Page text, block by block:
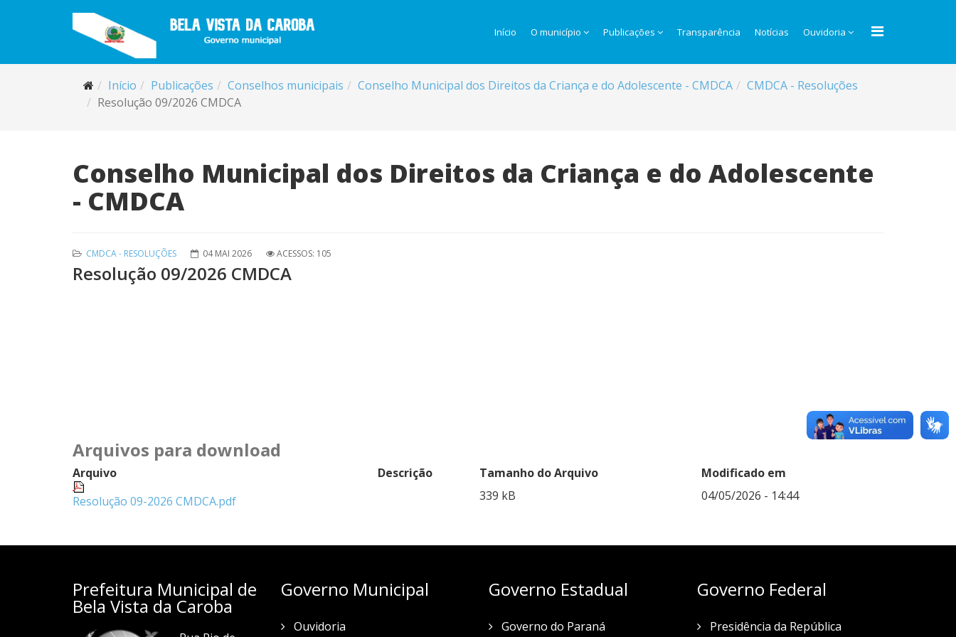
Início O município Publicações Transparência Notícias Ouvidoria
Início Publicações Conselhos municipais Conselho Municipal dos Direitos da Criança e do Adolescente - CMDCA
CMDCA - Resoluções
Resolução 09/2026 CMDCA
Conselho Municipal dos Direitos da Criança e do Adolescente
- CMDCA
CMDCA - RESOLUÇÕES 04 MAI 2026 ACESSOS: 105
Resolução 09/2026 CMDCA
Arquivos para download
Arquivo Descrição Tamanho do Arquivo
Modificado em
Resolução 09-2026 CMDCA.pdf
339 kB 04/05/2026 - 14:44
Prefeitura Municipal de
Bela Vista da Caroba
Governo Municipal
Ouvidoria
Governo Estadual
Governo do Paraná
Governo Federal
Presidência da República